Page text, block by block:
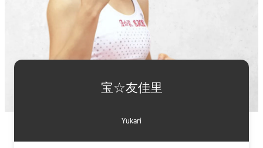
宝☆友佳里
Yukari